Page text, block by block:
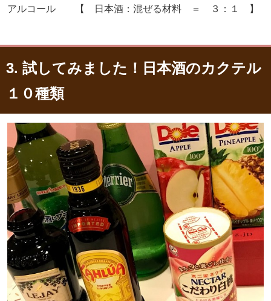
アルコール 【 日本酒：混ぜる材料 ＝ ３：１ 】
3. 試してみました！日本酒のカクテル
１０種類